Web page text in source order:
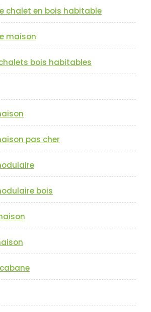
chalet en bois habitable
maison
bois habitables
pas cher
bois